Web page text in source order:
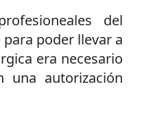
del
poder llevar a
era necesario
una autorización